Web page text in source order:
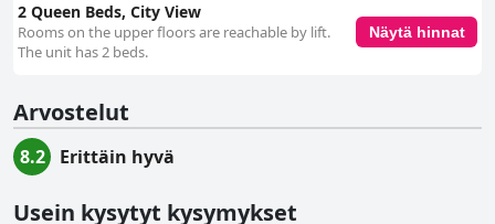
2 Queen Beds, City View
Rooms on the upper floors are reachable by lift.
The unit has 2 beds.
Näytä hinnat
Arvostelut
8.2 Erittäin hyvä
Usein kysytyt kysymykset